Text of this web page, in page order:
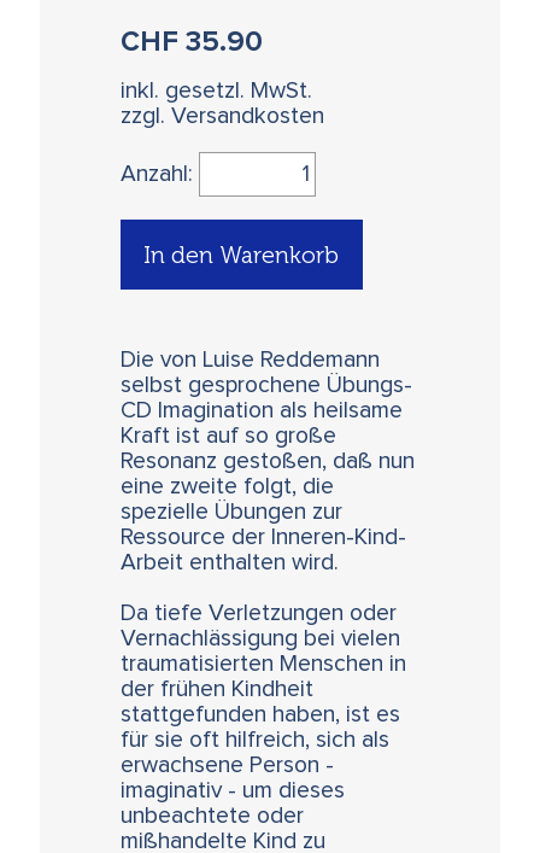
CHF35.90
inkl. gesetzl. MwSt.
zzgl. Versandkosten
Anzahl:
In den Warenkorb
Die von Luise Reddemann
selbst gesprochene Übungs-
CD Imagination als heilsame
Kraft ist auf so große
Resonanz gestoßen, daß nun
eine zweite folgt, die
spezielle Übungen zur
Ressource der Inneren-Kind-
Arbeit enthalten wird.
Da tiefe Verletzungen oder
Vernachlässigung bei vielen
traumatisierten Menschen in
der frühen Kindheit
stattgefunden haben, ist es
für sie oft hilfreich, sich als
erwachsene Person -
imaginativ - um dieses
unbeachtete oder
mißhandelte Kind zu